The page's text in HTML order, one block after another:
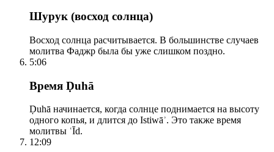
Шурук (восход солнца)
Восход солнца расчитывается. В большинстве случаев
молитва Фаджр была бы уже слишком поздно.
5:06
Время Ḍuhā
Ḍuhā начинается, когда солнце поднимается на высоту
одного копья, и длится до Istiwāʾ. Это также время
молитвы ʿĪd.
12:09